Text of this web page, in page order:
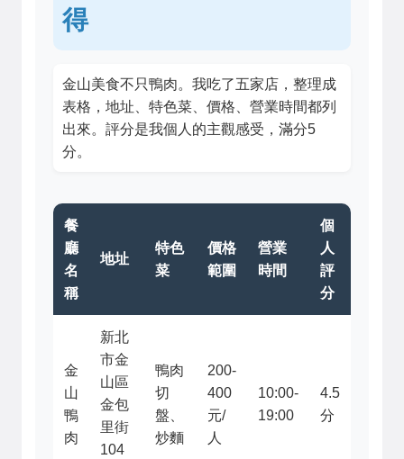
得
金山美食不只鴨肉。我吃了五家店，整理成
表格，地址、特色菜、價格、營業時間都列
出來。評分是我個人的主觀感受，滿分5
分。
餐
廳
名
稱
地址
特色
菜
價格
範圍
營業
時間
個
人
評
分
金
山
鴨
肉
新北
市金
山區
金包
里街
104
鴨肉
切
盤、
炒麵
200-
400
元/
人
10:00-
19:00
4.5
分